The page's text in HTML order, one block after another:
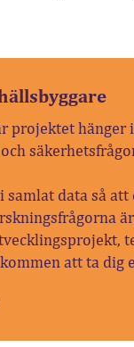
projektet hänger
data så
att ta dig